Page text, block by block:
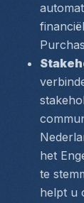
het
te
helpt u